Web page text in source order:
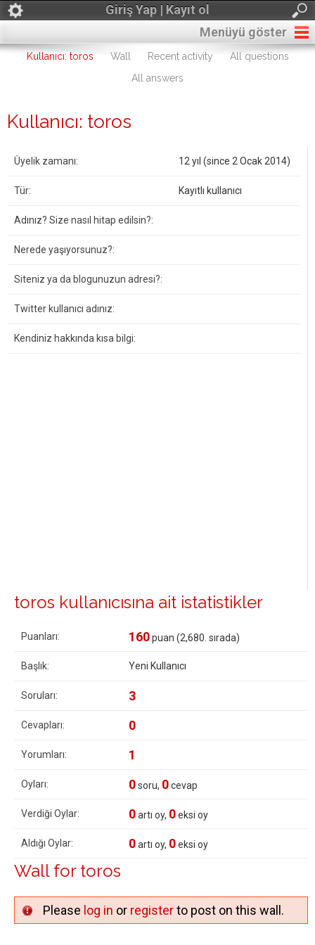
Giriş Yap | Kayıt ol
Menüyü göster
Kullanıcı: toros Wall Recent activity
All questions
All answers
Kullanıcı: toros
Üyelik zamanı: 12 yıl (since 2 Ocak 2014)
Tür: Kayıtlı kullanıcı
Adınız? Size nasıl hitap edilsin?:
Nerede yaşıyorsunuz?:
Siteniz ya da blogunuzun adresi?:
Twitter kullanıcı adınız:
Kendiniz hakkında kısa bilgi:
toros kullanıcısına ait istatistikler
Puanları: 160puan (2,680 . sırada)
Başlık: Yeni Kullanıcı
Soruları: 3
Cevapları: 0
Yorumları: 1
Oyları: 0soru, 0cevap
Verdiği Oylar: 0artı oy, 0eksi oy
Aldığı Oylar: 0artı oy, 0eksi oy
Wall for toros
Please log in or registerto post on this wall.